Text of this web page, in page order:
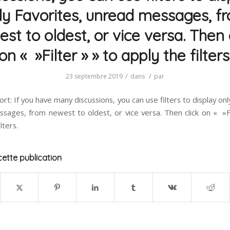
Favorites, unread messages,
to oldest, or vice versa. Then
« »Filter » » to apply the
23 septembre 2019 / dans / par
If you have many discussions, you can use filters to display
from newest to oldest, or vice versa. Then click on «
publication